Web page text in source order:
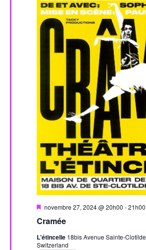
Cramée
Mis
avant
novembre 27, 2024 @ 20h00 -21h00
L'étincelle 18bis Avenue Sainte-
Switzerland